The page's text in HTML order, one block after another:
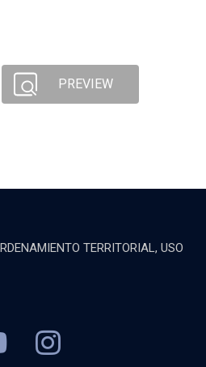
PREVIEW
TERRITORIAL, USO